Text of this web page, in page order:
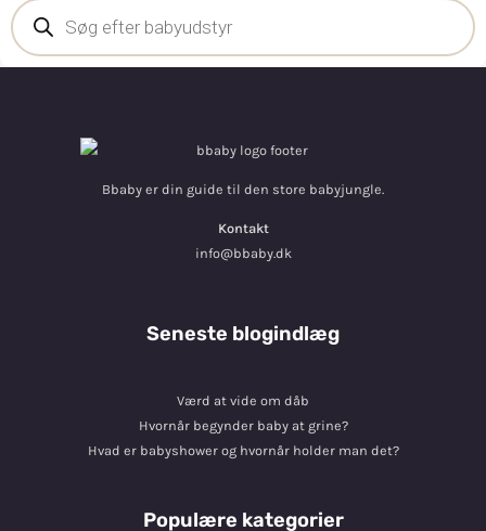
Bbaby er din guide til den store babyjungle.
Kontakt
info@bbaby.dk
Seneste blogindlæg
Værd at vide om dåb
Hvornår begynder baby at grine?
Hvad er babyshower og hvornår holder man det?
Populære kategorier